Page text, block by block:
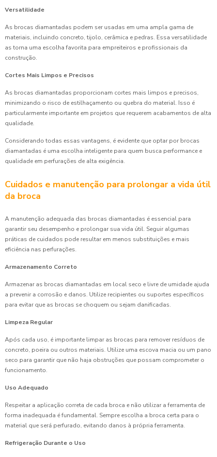
Versatilidade
As brocas diamantadas podem ser usadas em uma ampla gama de
materiais, incluindo concreto, tijolo, cerâmica e pedras. Essa versatilidade
as torna uma escolha favorita para empreiteiros e profissionais da
construção.
Cortes Mais Limpos e Precisos
As brocas diamantadas proporcionam cortes mais limpos e precisos,
minimizando o risco de estilhaçamento ou quebra do material. Isso é
particularmente importante em projetos que requerem acabamentos de alta
qualidade.
Considerando todas essas vantagens, é evidente que optar por brocas
diamantadas é uma escolha inteligente para quem busca performance e
qualidade em perfurações de alta exigência.
Cuidados e manutenção para prolongar a vida útil
da broca
A manutenção adequada das brocas diamantadas é essencial para
garantir seu desempenho e prolongar sua vida útil. Seguir algumas
práticas de cuidados pode resultar em menos substituições e mais
eficiência nas perfurações.
Armazenamento Correto
Armazenar as brocas diamantadas em local seco e livre de umidade ajuda
a prevenir a corrosão e danos. Utilize recipientes ou suportes específicos
para evitar que as brocas se choquem ou sejam danificadas.
Limpeza Regular
Após cada uso, é importante limpar as brocas para remover resíduos de
concreto, poeira ou outros materiais. Utilize uma escova macia ou um pano
seco para garantir que não haja obstruções que possam comprometer o
funcionamento.
Uso Adequado
Respeitar a aplicação correta de cada broca e não utilizar a ferramenta de
forma inadequada é fundamental. Sempre escolha a broca certa para o
material que será perfurado, evitando danos à própria ferramenta.
Refrigeração Durante o Uso